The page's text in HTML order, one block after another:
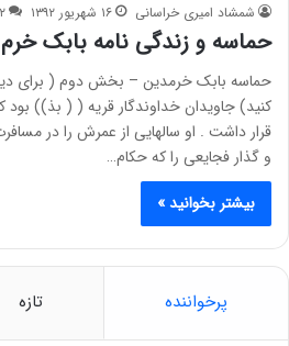
شمشاد امیری خراسانی ۱۶ شهریور ۱۳۹۲ ۲
حماسه و زندگی نامه بابک
حماسه بابک خرمدین – بخش دوم ( برای
کنید) جاویدان خداوندگار قریه ( ( بذ)) بود
قرار داشت . او سالهایی از عمرش را در
و گذار فجایعی را که حکام…
بیشتر بخوانید »
پرخواننده تازه